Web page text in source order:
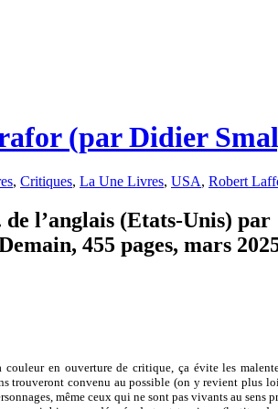
(par Didier
, Critiques, La Une Livres, USA, Robert
l’anglais (Etats-Unis) par
455 pages, mars
en ouverture de critique, ça évite les
trouveront convenu au possible (on y revient plus
même ceux qui ne sont pas vivants au sens